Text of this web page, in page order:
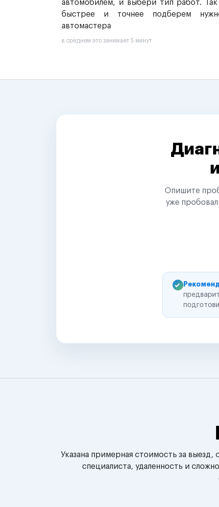
автомобилем, и выбери тип работ.
быстрее и точнее подберем
автомастера
в среднем это занимает 5 минут
Опишите
уже
Указана примерная стоимость за
специалиста, удаленность и